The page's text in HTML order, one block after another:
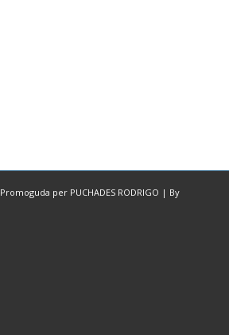
Promoguda per PUCHADES RODRIGO | By